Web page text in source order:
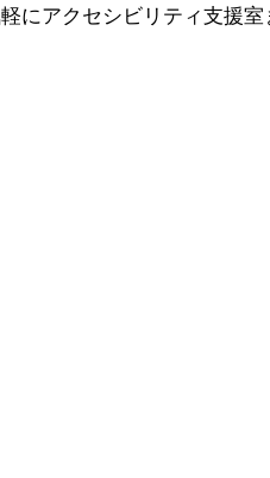
アクセシビリティ支援室